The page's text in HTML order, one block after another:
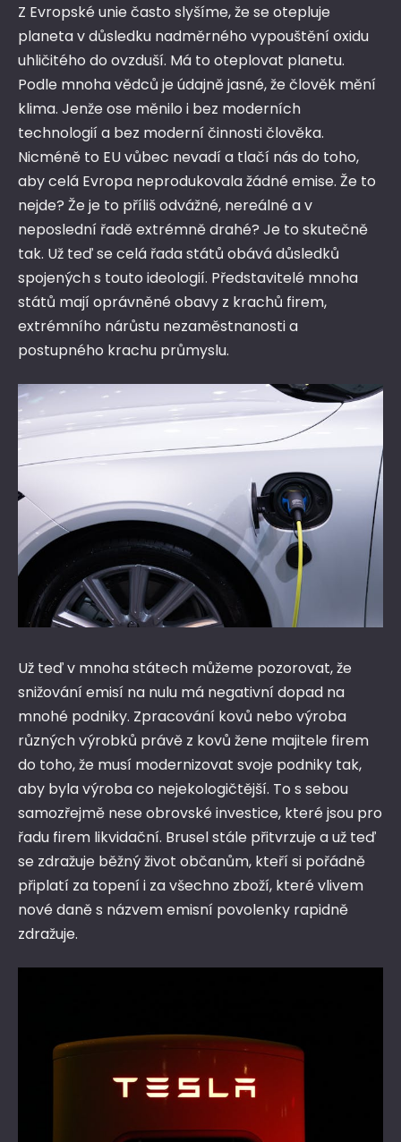
Z Evropské unie často slyšíme, že se otepluje
planeta v důsledku nadměrného vypouštění oxidu
uhličitého do ovzduší. Má to oteplovat planetu.
Podle mnoha vědců je údajně jasné, že člověk mění
klima. Jenže ose měnilo i bez moderních
technologií a bez moderní činnosti člověka.
Nicméně to EU vůbec nevadí a tlačí nás do toho,
aby celá Evropa neprodukovala žádné emise. Že to
nejde? Že je to příliš odvážné, nereálné a v
neposlední řadě extrémně drahé? Je to skutečně
tak. Už teď se celá řada států obává důsledků
spojených s touto ideologií. Představitelé mnoha
států mají oprávněné obavy z krachů firem,
extrémního nárůstu nezaměstnanosti a
postupného krachu průmyslu.
Už teď v mnoha státech můžeme pozorovat, že
snižování emisí na nulu má negativní dopad na
mnohé podniky. Zpracování kovů nebo výroba
různých výrobků právě z kovů žene majitele firem
do toho, že musí modernizovat svoje podniky tak,
aby byla výroba co nejekologičtější. To s sebou
samozřejmě nese obrovské investice, které jsou pro
řadu firem likvidační. Brusel stále přitvrzuje a už teď
se zdražuje běžný život občanům, kteří si pořádně
připlatí za topení i za všechno zboží, které vlivem
nové daně s názvem emisní povolenky rapidně
zdražuje.